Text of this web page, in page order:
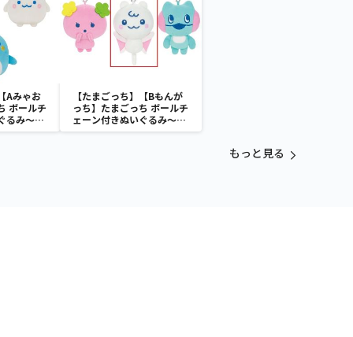
Aみゃお
ボールチ
るみ～
～
【たまごっち】【Bもんが
っち】たまごっち ボールチ
ェーン付きぬいぐるみ～
Tamagotchi Paradise～
もっと見る